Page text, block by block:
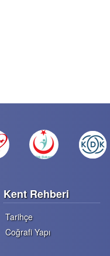
Kent Rehberi
Tarihçe
Coğrafi Yapı